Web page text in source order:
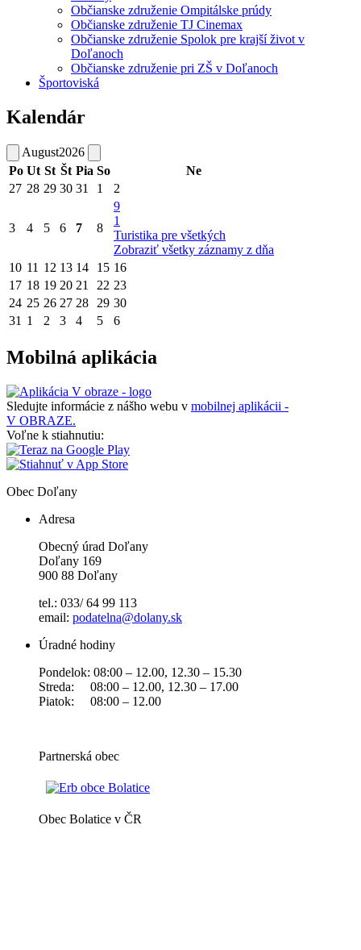
Občianske združenie Ompitálske prúdy
Občianske združenie TJ Cinemax
Občianske združenie Spolok pre krajší život v
Doľanoch
Občianske združenie pri ZŠ v Doľanoch
Športoviská
Kalendár
August2026
Po Ut St Št Pia So
Ne
27 28 29 30 31 1 2
3 4 5 6 7 8
9
1
Turistika pre všetkých
Zobraziť všetky záznamy z dňa
10 11 12 13 14 15 16
17 18 19 20 21 22 23
24 25 26 27 28 29 30
31 1 2 3 4 5 6
Mobilná aplikácia
Sledujte informácie z nášho webu v mobilnej aplikácii -
V OBRAZE.
Voľne k stiahnutiu:
Obec Doľany
Adresa
Obecný úrad Doľany
Doľany 169
900 88 Doľany
tel.: 033/ 64 99 113
email: podatelna@dolany.sk
Úradné hodiny
Pondelok: 08:00 – 12.00, 12.30 – 15.30
Streda: 08:00 – 12.00, 12.30 – 17.00
Piatok: 08:00 – 12.00
Partnerská obec
Obec Bolatice v ČR